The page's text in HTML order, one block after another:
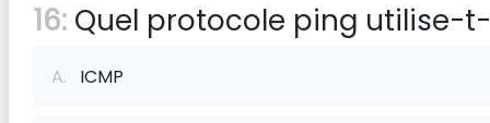
16: Quel protocole ping utilise-
A. ICMP